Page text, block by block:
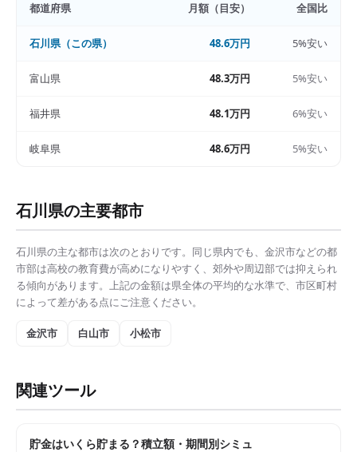
都道府県 月額（目安） 全国比
石川県（この県） 48.6万円 5%安い
富山県 48.3万円 5%安い
福井県 48.1万円 6%安い
岐阜県 48.6万円 5%安い
石川県の主要都市
石川県の主な都市は次のとおりです。同じ県内でも、 金沢市などの都
市部は高校の教育費が高めになりやすく、郊外や周辺部では抑えられ
る傾向があります。上記の金額は県全体の平均的な水準で、市区町村
によって差がある点にご注意ください。
金沢市 白山市 小松市
関連ツール
貯金はいくら貯まる？積立額・期間別シミュ